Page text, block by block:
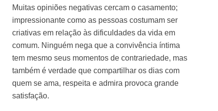
Muitas opiniões negativas cercam o casamento;
impressionante como as pessoas costumam ser
criativas em relação às dificuldades da vida em
comum. Ninguém nega que a convivência íntima
tem mesmo seus momentos de contrariedade, mas
também é verdade que compartilhar os dias com
quem se ama, respeita e admira provoca grande
satisfação.